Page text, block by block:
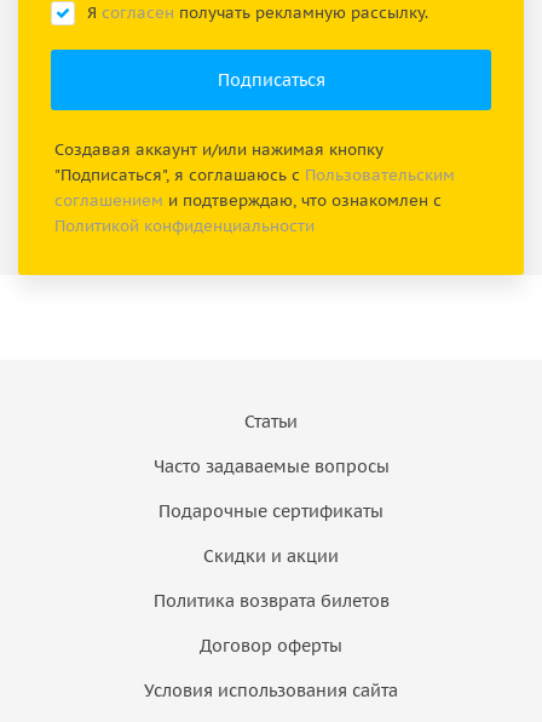
Я согласен получать рекламную рассылку.
Создавая аккаунт и/или нажимая кнопку
"Подписаться", я соглашаюсь с Пользовательским
соглашением и подтверждаю, что ознакомлен с
Политикой конфиденциальности
Статьи
Часто задаваемые вопросы
Подарочные сертификаты
Скидки и акции
Политика возврата билетов
Договор оферты
Условия использования сайта